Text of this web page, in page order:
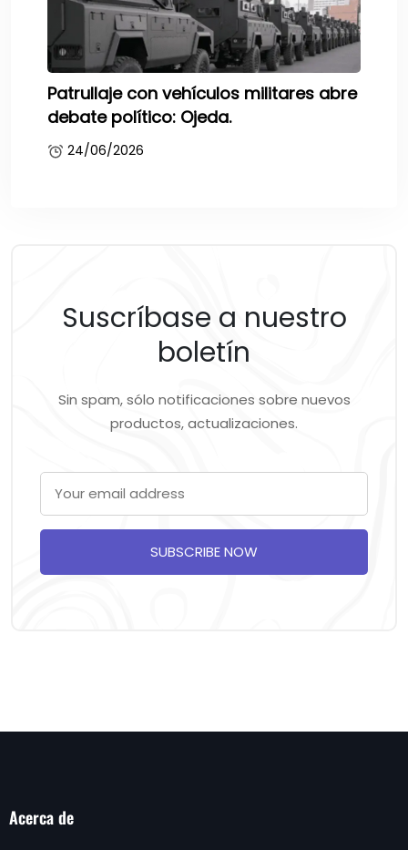
Patrullaje con vehículos militares abre
debate político: Ojeda.
24/06/2026
Suscríbase a nuestro
boletín
Sin spam, sólo notificaciones sobre nuevos
productos, actualizaciones.
SUBSCRIBE NOW
Acerca de